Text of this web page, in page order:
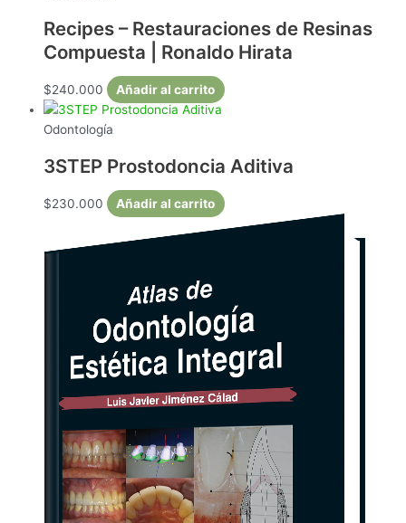
Recipes – Restauraciones de Resinas
Compuesta | Ronaldo Hirata
$240.000 Añadir al carrito
Odontología
3STEP Prostodoncia Aditiva
$230.000 Añadir al carrito